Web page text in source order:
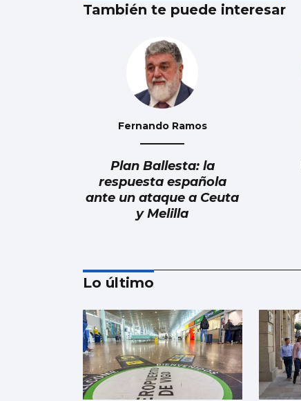
También te puede interesar
Fernando Ramos
Plan Ballesta: la
respuesta española
ante un ataque a Ceuta
y Melilla
Luis Del Val
Las mafias trabajan
gratis
Lo último